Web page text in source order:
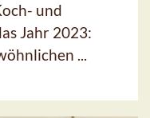
und
Jahr 2023:
...